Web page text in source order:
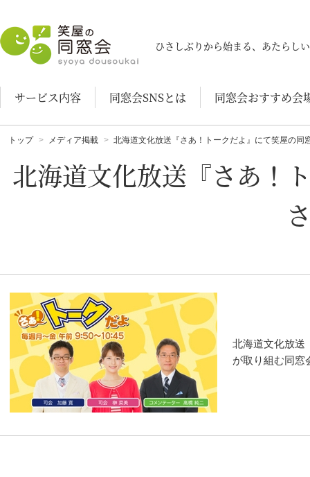
笑屋の同窓会
ひさしぶりから始まる、あたらし
サービス内容 同窓会SNSとは 同窓会おすすめ会
トップ メディア掲載 北海道文化放送『さあ！トークだよ』にて笑屋の同
北海道文化放送『さあ！
北海道文化放送
が取り組む同窓